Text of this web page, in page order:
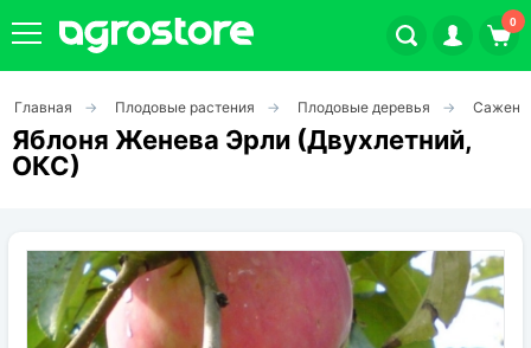
0
Плодовые кустарники
Декоративные растения
Цветы
Главная Плодовые растения Плодовые деревья
Яблоня Женева Эрли (Двухлетний,
ОКС)